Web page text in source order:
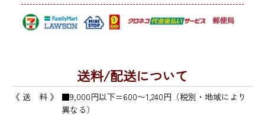
送料/配送について
《 送 料 》
■9,000円以下=600〜1,240円（税別・地域により
異なる）